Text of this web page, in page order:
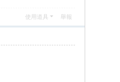
使用道具 舉報